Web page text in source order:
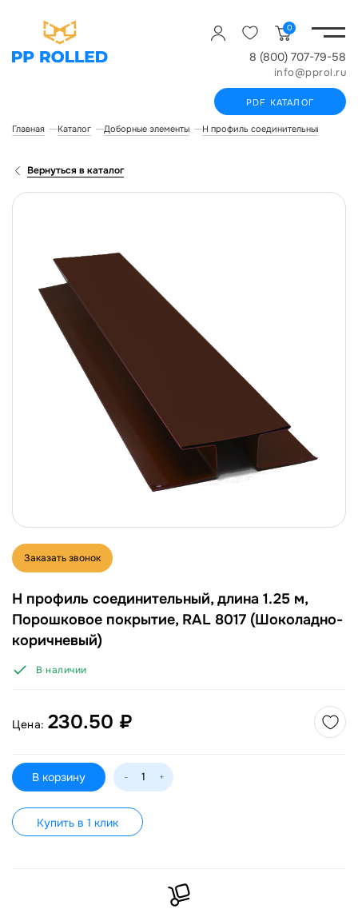
0
8 (800) 707-79-58
info@pprol.ru
PDF КАТАЛОГ
Главная Каталог Доборные элементы Н профиль соединительный
Вернуться в каталог
Заказать звонок
Н профиль соединительный, длина 1.25 м,
Порошковое покрытие, RAL 8017 (Шоколадно-
коричневый)
В наличии
Цена: 230.50 ₽
В корзину - +
Купить в 1 клик